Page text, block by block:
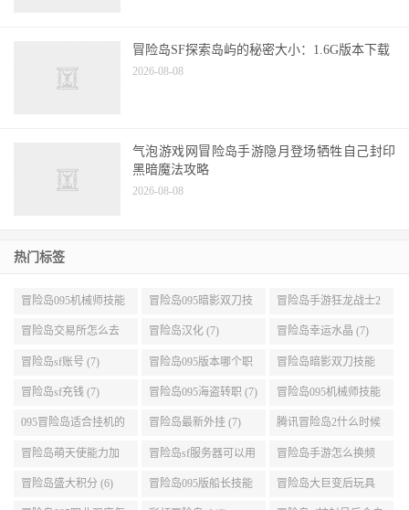
冒险岛SF探索岛屿的秘密大小：1.6G版本下载
2026-08-08
气泡游戏网冒险岛手游隐月登场牺牲自己封印
黑暗魔法攻略
2026-08-08
热门标签
冒险岛095机械师技能
展示 (9)
冒险岛095暗影双刀技
能加点 (9)
冒险岛手游狂龙战士2
转 (9)
冒险岛交易所怎么去
(8)
冒险岛汉化 (7) 冒险岛幸运水晶 (7)
冒险岛sf账号 (7) 冒险岛095版本哪个职
业段数高些 (7)
冒险岛暗影双刀技能
加点095版本 (7)
冒险岛sf充钱 (7) 冒险岛095海盗转职 (7) 冒险岛095机械师技能
演示 (7)
095冒险岛适合挂机的
地图 (7)
冒险岛最新外挂 (7) 腾讯冒险岛2什么时候
公测 (7)
冒险岛萌天使能力加
点 (6)
冒险岛sf服务器可以用
自己电脑 (6)
冒险岛手游怎么换频
道 (6)
冒险岛盛大积分 (6) 冒险岛095版船长技能 冒险岛大巨变后玩具